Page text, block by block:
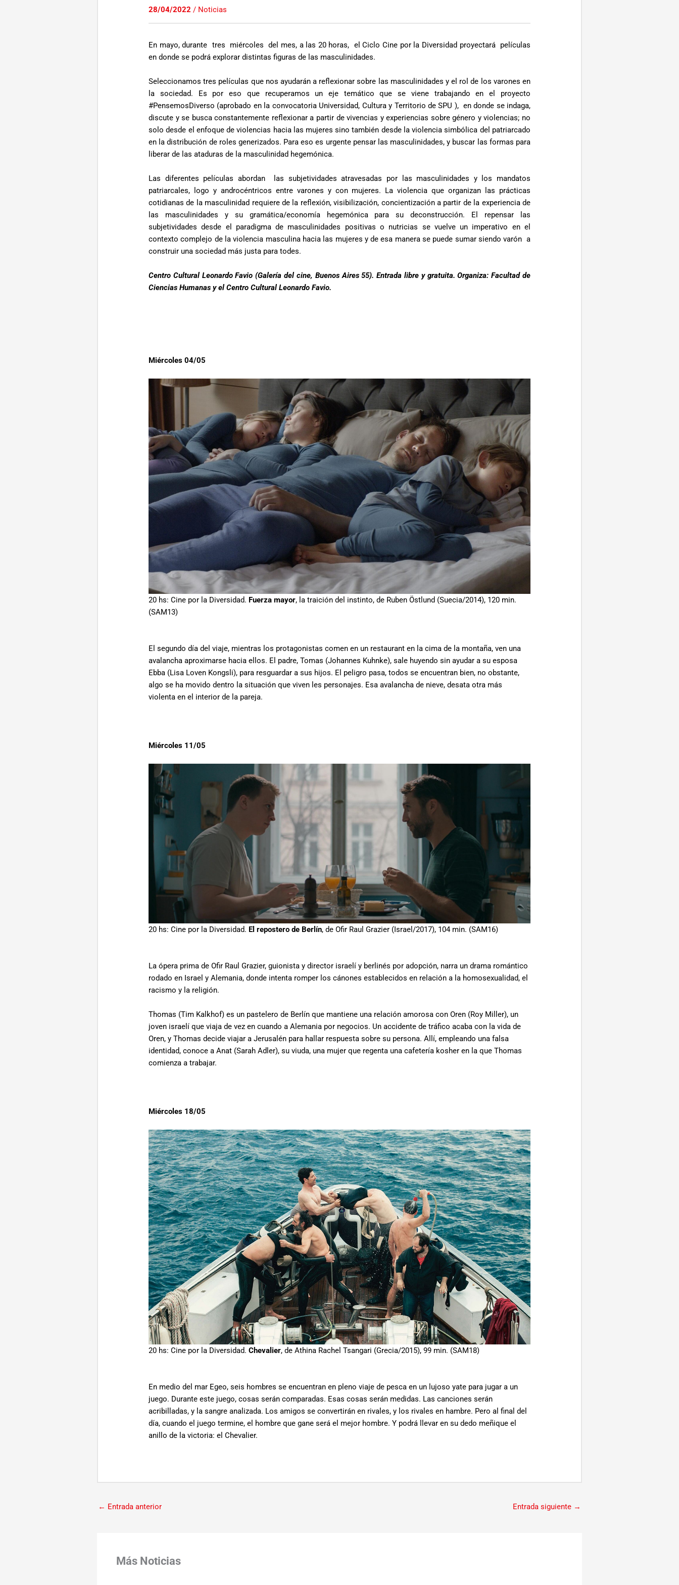
28/04/2022/ Noticias
En mayo, durante tres miércoles del mes, a las 20 horas, el Ciclo Cine por la Diversidad proyectará películas
en donde se podrá explorar distintas figuras de las masculinidades.
Seleccionamos tres películas que nos ayudarán a reflexionar sobre las masculinidades y el rol de los varones en
la sociedad. Es por eso que recuperamos un eje temático que se viene trabajando en el proyecto
#PensemosDiverso (aprobado en la convocatoria Universidad, Cultura y Territorio de SPU ), en donde se indaga,
discute y se busca constantemente reflexionar a partir de vivencias y experiencias sobre género y violencias; no
solo desde el enfoque de violencias hacia las mujeres sino también desde la violencia simbólica del patriarcado
en la distribución de roles generizados. Para eso es urgente pensar las masculinidades, y buscar las formas para
liberar de las ataduras de la masculinidad hegemónica.
Las diferentes películas abordan las subjetividades atravesadas por las masculinidades y los mandatos
patriarcales, logo y androcéntricos entre varones y con mujeres. La violencia que organizan las prácticas
cotidianas de la masculinidad requiere de la reflexión, visibilización, concientización a partir de la experiencia de
las masculinidades y su gramática/economía hegemónica para su deconstrucción. El repensar las
subjetividades desde el paradigma de masculinidades positivas o nutricias se vuelve un imperativo en el
contexto complejo de la violencia masculina hacia las mujeres y de esa manera se puede sumar siendo varón a
construir una sociedad más justa para todes.
Centro Cultural Leonardo Favio (Galería del cine, Buenos Aires 55). Entrada libre y gratuita. Organiza: Facultad de
Ciencias Humanas y el Centro Cultural Leonardo Favio.
Miércoles 04/05
20 hs: Cine por la Diversidad. Fuerza mayor, la traición del instinto, de Ruben Östlund (Suecia/2014), 120 min.
(SAM13)
El segundo día del viaje, mientras los protagonistas comen en un restaurant en la cima de la montaña, ven una
avalancha aproximarse hacia ellos. El padre, Tomas (Johannes Kuhnke), sale huyendo sin ayudar a su esposa
Ebba (Lisa Loven Kongsli), para resguardar a sus hijos. El peligro pasa, todos se encuentran bien, no obstante,
algo se ha movido dentro la situación que viven les personajes. Esa avalancha de nieve, desata otra más
violenta en el interior de la pareja.
Miércoles 11/05
20 hs: Cine por la Diversidad. El repostero de Berlín, de Ofir Raul Grazier (Israel/2017), 104 min. (SAM16)
La ópera prima de Ofir Raul Grazier, guionista y director israelí y berlinés por adopción, narra un drama romántico
rodado en Israel y Alemania, donde intenta romper los cánones establecidos en relación a la homosexualidad, el
racismo y la religión.
Thomas (Tim Kalkhof) es un pastelero de Berlín que mantiene una relación amorosa con Oren (Roy Miller), un
joven israelí que viaja de vez en cuando a Alemania por negocios. Un accidente de tráfico acaba con la vida de
Oren, y Thomas decide viajar a Jerusalén para hallar respuesta sobre su persona. Allí, empleando una falsa
identidad, conoce a Anat (Sarah Adler), su viuda, una mujer que regenta una cafetería kosher en la que Thomas
comienza a trabajar.
Miércoles 18/05
20 hs: Cine por la Diversidad.Chevalier, de Athina Rachel Tsangari (Grecia/2015), 99 min. (SAM18)
En medio del mar Egeo, seis hombres se encuentran en pleno viaje de pesca en un lujoso yate para jugar a un
juego. Durante este juego, cosas serán comparadas. Esas cosas serán medidas. Las canciones serán
acribilladas, y la sangre analizada. Los amigos se convertirán en rivales, y los rivales en hambre. Pero al final del
día, cuando el juego termine, el hombre que gane será el mejor hombre. Y podrá llevar en su dedo meñique el
anillo de la victoria: el Chevalier.
← Entrada anterior Entrada siguiente →
Más Noticias